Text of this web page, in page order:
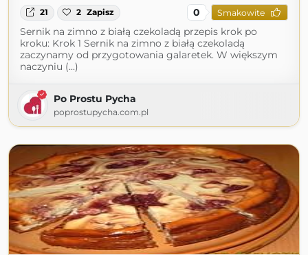
21 2 Zapisz 0 Smakowite
Sernik na zimno z białą czekoladą przepis krok po
kroku: Krok 1 Sernik na zimno z białą czekoladą
zaczynamy od przygotowania galaretek. W większym
naczyniu (...)
Po Prostu Pycha
poprostupycha.com.pl